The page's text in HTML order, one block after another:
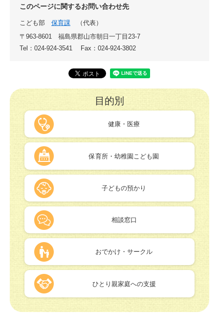
このページに関するお問い合わせ先
こども部 保育課
代表
〒963-8601
福島県郡山市朝日一丁目23-7
Tel：024-924-3541
Fax：024-924-3802
目的別
健康・医療
保育所・幼稚園こども園
子どもの預かり
相談窓口
おでかけ・サークル
ひとり親家庭への支援